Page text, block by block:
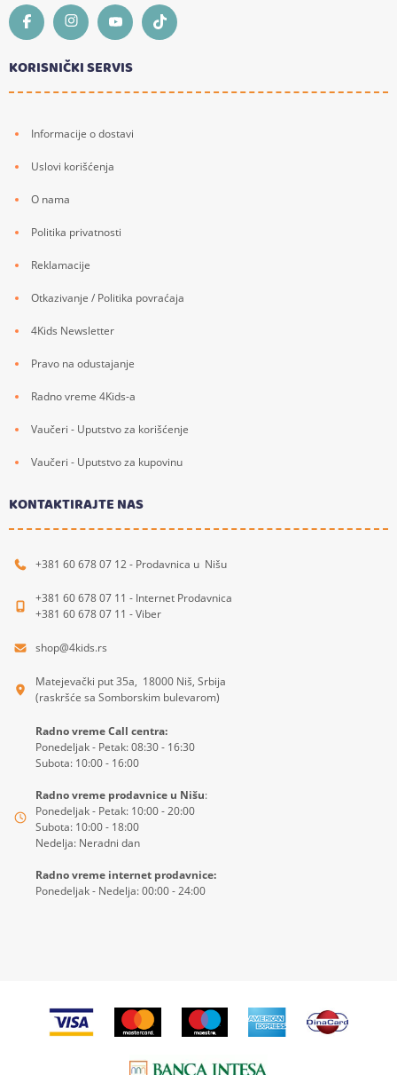
KORISNIČKI SERVIS
Informacije o dostavi
Uslovi korišćenja
O nama
Politika privatnosti
Reklamacije
Otkazivanje / Politika povraćaja
4Kids Newsletter
Pravo na odustajanje
Radno vreme 4Kids-a
Vaučeri - Uputstvo za korišćenje
Vaučeri - Uputstvo za kupovinu
KONTAKTIRAJTE NAS
+381 60 678 07 12 - Prodavnica u Nišu
+381 60 678 07 11 - Internet Prodavnica
+381 60 678 07 11 - Viber
shop@4kids.rs
Matejevački put 35a, 18000 Niš, Srbija
(raskršće sa Somborskim bulevarom)
Radno vreme Call centra:
Ponedeljak - Petak: 08:30 - 16:30
Subota: 10:00 - 16:00
Radno vreme prodavnice u Nišu:
Ponedeljak - Petak: 10:00 - 20:00
Subota: 10:00 - 18:00
Nedelja: Neradni dan
Radno vreme internet prodavnice:
Ponedeljak - Nedelja: 00:00 - 24:00